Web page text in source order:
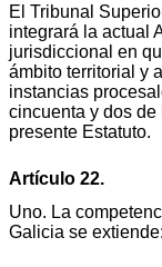
El Tribunal
integrará la actual
jurisdiccional en
ámbito territorial y
instancias
cincuenta y dos de
presente Estatuto.
Artículo 22.
Uno. La
Galicia se extiende: